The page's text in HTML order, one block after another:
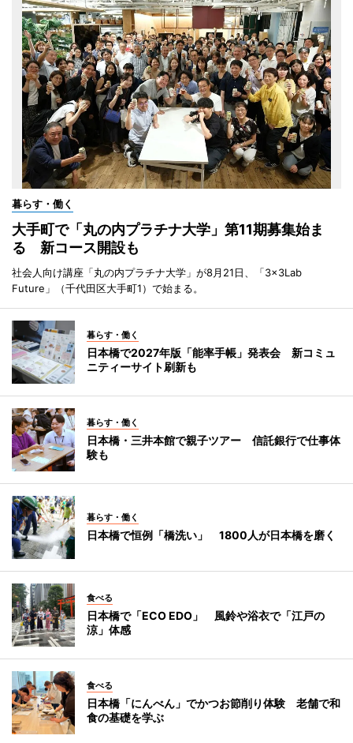
暮らす・働く
大手町で「丸の内プラチナ大学」第11期募集始ま
る 新コース開設も
社会人向け講座「丸の内プラチナ大学」が8月21日、「3×3Lab
Future」（千代田区大手町1）で始まる。
暮らす・働く
日本橋で2027年版「能率手帳」発表会 新コミュ
ニティーサイト刷新も
暮らす・働く
日本橋・三井本館で親子ツアー 信託銀行で仕事体
験も
暮らす・働く
日本橋で恒例「橋洗い」 1800人が日本橋を磨く
食べる
日本橋で「ECO EDO」 風鈴や浴衣で「江戸の
涼」体感
食べる
日本橋「にんべん」でかつお節削り体験 老舗で和
食の基礎を学ぶ